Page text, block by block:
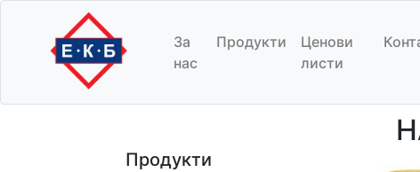
За
нас
Продукти
Цeнови
листи
НАСТОЛНА
Продукти